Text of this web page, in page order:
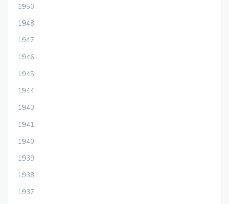
1950
1948
1947
1946
1945
1944
1943
1941
1940
1939
1938
1937